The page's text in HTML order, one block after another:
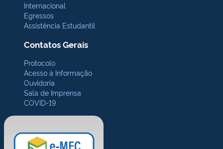
Internacional
Egressos
Assistência Estudantil
Contatos Gerais
Protocolo
Acesso à Informação
Ouvidoria
Sala de Imprensa
COVID-19